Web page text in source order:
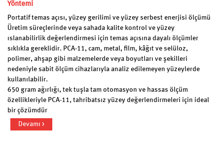
Yöntemi
Portatif temas açısı, yüzey gerilimi ve yüzey serbest enerjisi ölçümü
Üretim süreçlerinde veya sahada kalite kontrol ve yüzey
ıslanabilirlik değerlendirmesi için temas açısına dayalı ölçümler
sıklıkla gereklidir. PCA-11, cam, metal, film, kâğıt ve selüloz,
polimer, ahşap gibi malzemelerde veya boyutları ve şekilleri
nedeniyle sabit ölçüm cihazlarıyla analiz edilemeyen yüzeylerde
kullanılabilir.
650 gram ağırlığı, tek tuşla tam otomasyon ve hassas ölçüm
özellikleriyle PCA-11, tahribatsız yüzey değerlendirmeleri için ideal
bir çözümdür
Devamı >